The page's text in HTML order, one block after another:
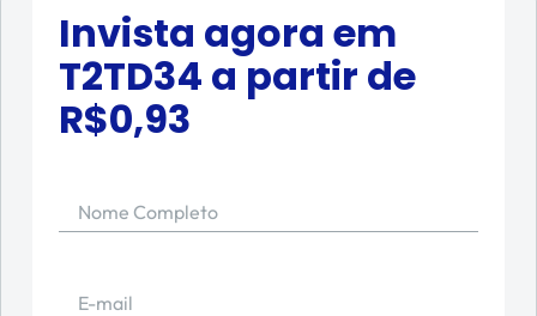
Invista agora em
T2TD34 a partir de
R$0,93
Nome Completo
E-mail